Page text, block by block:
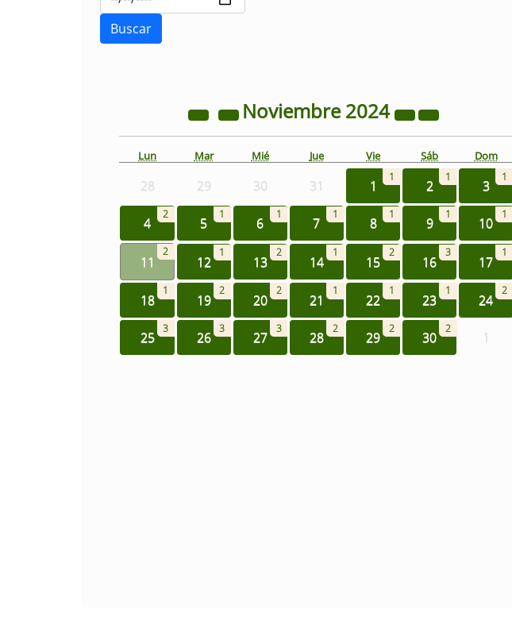
Noviembre2024
Lun Mar Mié Jue Vie Sáb Dom
28 29 30 31 1
1
2
1
3
1
4
2
5
1
6
1
7
1
8
1
9
1
10
1
11
2
12
1
13
2
14
1
15
2
16
3
17
1
18
1
19
2
20
2
21
1
22
1
23
1
24
2
25
3
26
3
27
3
28
2
29
2
30
2
1